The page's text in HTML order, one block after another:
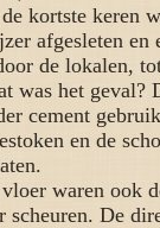
kortste keren
afgesleten en
de lokalen,
was het geval?
cement
en de
waren ook
scheuren. De